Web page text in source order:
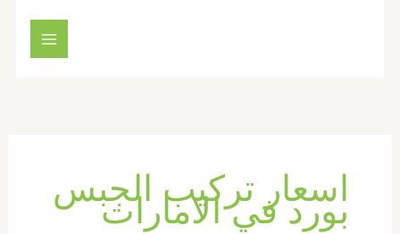
اسعار تركيب الجبس
بورد في الامارات